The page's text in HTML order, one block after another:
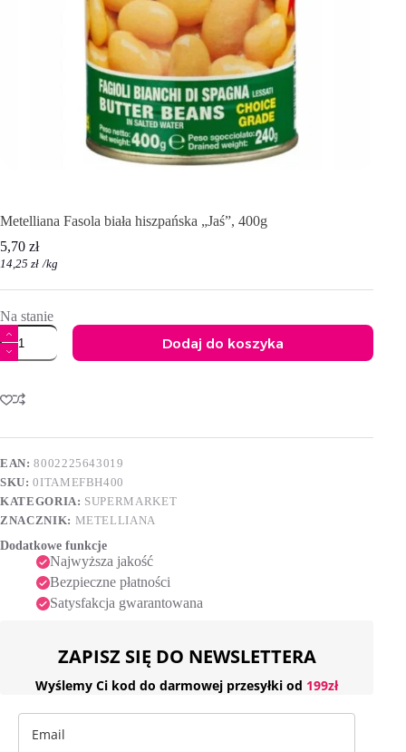
Metelliana Fasola biała hiszpańska „Jaś”, 400g
5,70 zł
14,25 zł /kg
Na stanie
ilość
Metelliana
Fasola
hiszpańska
„Jaś”,
Dodaj do koszyka
t
r
a
t
i
v
:
EAN:8002225643019
SKU:0ITAMEFBH400
KATEGORIA: SUPERMARKET
ZNACZNIK: METELLIANA
Dodatkowe funkcje
Najwyższa jakość
Bezpieczne płatności
Satysfakcja gwarantowana
ZAPISZ SIĘ DO NEWSLETTERA
Wyślemy Ci kod do darmowej przesyłki od 199zł